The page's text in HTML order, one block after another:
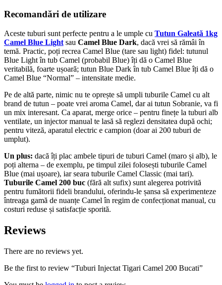
Recomandări de utilizare
Aceste tuburi sunt perfecte pentru a le umple cu Tutun Galeată 1kg
Camel Blue Light sau Camel Blue Dark, dacă vrei să rămâi în
temă. Practic, poți recrea Camel Blue (tare sau light) fidel: tutunul
Blue Light în tub Camel (probabil Blue) îți dă o Camel Blue
veritabilă, foarte ușoară; tutun Blue Dark în tub Camel Blue îți dă o
Camel Blue “Normal” – intensitate medie.
Pe de altă parte, nimic nu te oprește să umpli tuburile Camel cu alt
brand de tutun – poate vrei aroma Camel, dar ai tutun Sobranie, va fi
un mix interesant. Ca aparat, merge orice – pentru finețe la tuburi alb
ventilate, un injector manual te lasă să reglezi densitatea după ochi;
pentru viteză, aparatul electric e campion (doar ai 200 tuburi de
umplut).
Un plus: dacă îți plac ambele tipuri de tuburi Camel (maro și alb), le
poți alterna – de exemplu, pe timpul zilei folosești tuburile Camel
Blue (mai ușoare), iar seara tuburile Camel Classic (mai tari).
Tuburile Camel 200 buc (fără alt sufix) sunt alegerea potrivită
pentru fumătorii fideli brandului, oferindu-le șansa să experimenteze
întreaga gamă de nuanțe Camel în regim de confecționat manual, cu
costuri reduse și satisfacție sporită.
Reviews
There are no reviews yet.
Be the first to review “Tuburi Injectat Tigari Camel 200 Bucati”